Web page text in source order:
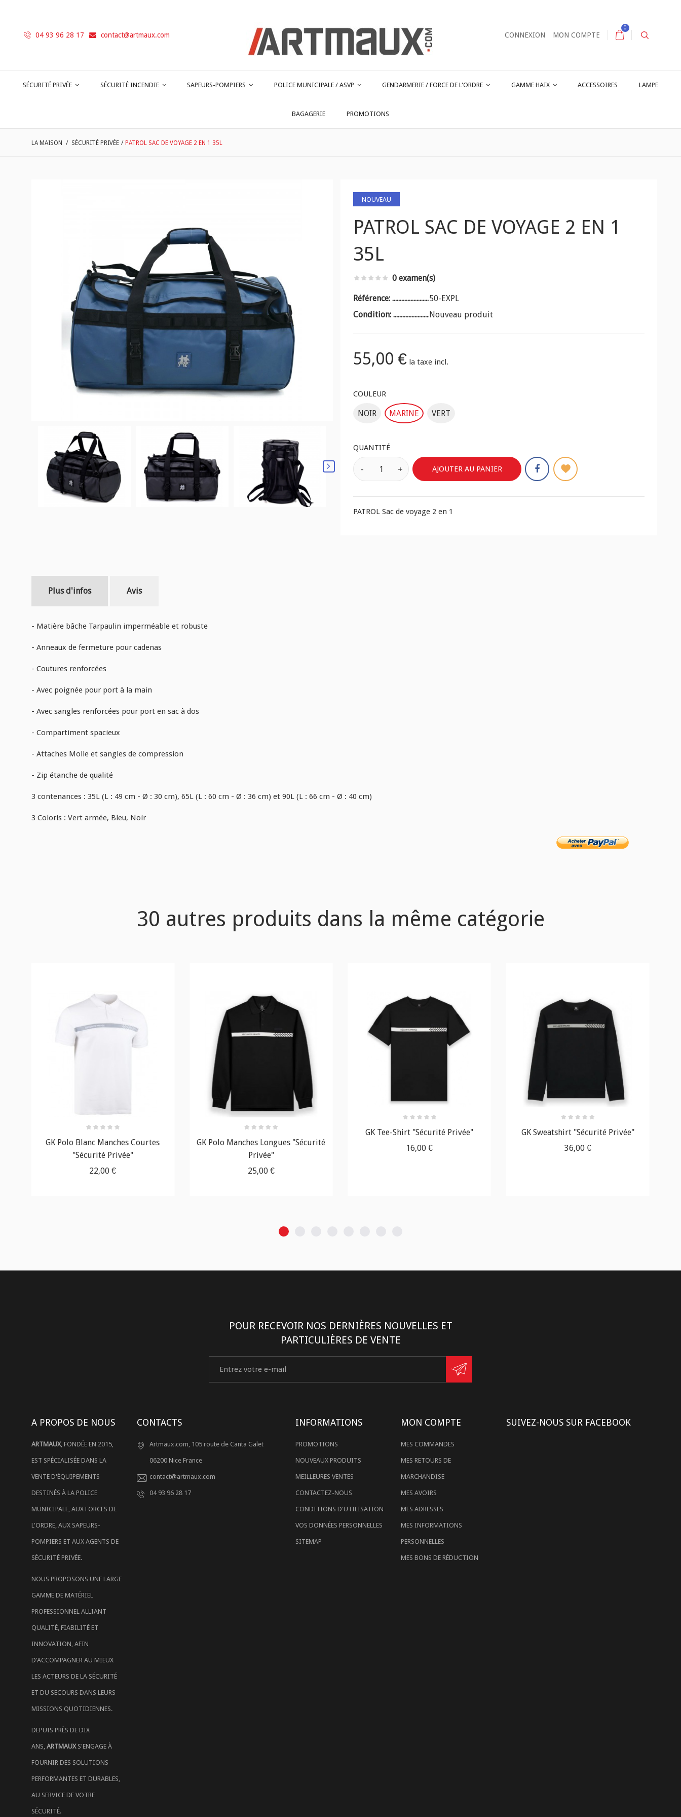
04 93 96 28 17 contact@artmaux.com CONNEXION MON COMPTE
0
SÉCURITÉ PRIVÉE SÉCURITÉ INCENDIE SAPEURS-POMPIERS POLICE MUNICIPALE / ASVP GENDARMERIE / FORCE DE L'ORDRE GAMME HAIX ACCESSOIRES LAMPE
BAGAGERIE PROMOTIONS
LA MAISON / SÉCURITÉ PRIVÉE / PATROL SAC DE VOYAGE 2 EN 1 35L
NOUVEAU
PATROL SAC DE VOYAGE 2 EN 1
35L
0 examen(s)
Référence:
50-EXPL
Condition:
Nouveau produit
55,00 € la taxe incl.
COULEUR
NOIR MARINE VERT
QUANTITÉ
AJOUTER AU PANIER
PATROL Sac de voyage 2 en 1
Plus d'infos Avis
- Matière bâche Tarpaulin imperméable et robuste
- Anneaux de fermeture pour cadenas
- Coutures renforcées
- Avec poignée pour port à la main
- Avec sangles renforcées pour port en sac à dos
- Compartiment spacieux
- Attaches Molle et sangles de compression
- Zip étanche de qualité
3 contenances : 35L (L : 49 cm - Ø : 30 cm), 65L (L : 60 cm - Ø : 36 cm) et 90L (L : 66 cm - Ø : 40 cm)
3 Coloris : Vert armée, Bleu, Noir
30 autres produits dans la même catégorie
GK Polo Blanc Manches Courtes
"Sécurité Privée"
22,00 €
GK Polo Manches Longues "Sécurité
Privée"
25,00 €
GK Tee-Shirt "Sécurité Privée"
16,00 €
GK Sweatshirt "Sécurité Privée"
36,00 €
POUR RECEVOIR NOS DERNIÈRES NOUVELLES ET
PARTICULIÈRES DE VENTE
A PROPOS DE NOUS
ARTMAUX, FONDÉE EN 2015,
EST SPÉCIALISÉE DANS LA
VENTE D'ÉQUIPEMENTS
DESTINÉS À LA POLICE
MUNICIPALE, AUX FORCES DE
L'ORDRE, AUX SAPEURS-
POMPIERS ET AUX AGENTS DE
SÉCURITÉ PRIVÉE.
NOUS PROPOSONS UNE LARGE
GAMME DE MATÉRIEL
PROFESSIONNEL ALLIANT
QUALITÉ, FIABILITÉ ET
INNOVATION, AFIN
D'ACCOMPAGNER AU MIEUX
LES ACTEURS DE LA SÉCURITÉ
ET DU SECOURS DANS LEURS
MISSIONS QUOTIDIENNES.
DEPUIS PRÈS DE DIX
ANS, ARTMAUXS'ENGAGE À
FOURNIR DES SOLUTIONS
PERFORMANTES ET DURABLES,
AU SERVICE DE VOTRE
SÉCURITÉ.
CONTACTS
Artmaux.com, 105 route de Canta Galet
06200 Nice France
contact@artmaux.com
04 93 96 28 17
INFORMATIONS
PROMOTIONS
NOUVEAUX PRODUITS
MEILLEURES VENTES
CONTACTEZ-NOUS
CONDITIONS D'UTILISATION
VOS DONNÉES PERSONNELLES
SITEMAP
MON COMPTE
MES COMMANDES
MES RETOURS DE
MARCHANDISE
MES AVOIRS
MES ADRESSES
MES INFORMATIONS
PERSONNELLES
MES BONS DE RÉDUCTION
SUIVEZ-NOUS SUR FACEBOOK